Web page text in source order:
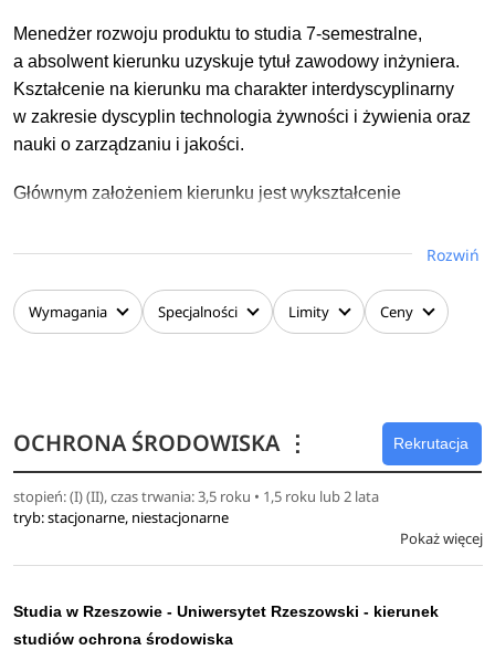
Menedżer rozwoju produktu to studia 7-semestralne,
a absolwent kierunku uzyskuje tytuł zawodowy inżyniera.
Kształcenie na kierunku ma charakter interdyscyplinarny
w zakresie dyscyplin technologia żywności i żywienia oraz
nauki o zarządzaniu i jakości.
Głównym założeniem kierunku jest wykształcenie
Program studiów pierwszego stopnia na kierunku menedżer
studiów studenci nabywają kompetencje z zakresu wiedzy,
umiejętności, w tym także inżynierskie oraz społeczne
niezbędne do projektowania, oceny jakości i zarządzania
produktem.
Rozwiń
Wymagania Specjalności Limity Ceny
OCHRONA ŚRODOWISKA ⋮ Rekrutacja
stopień: (I) (II), czas trwania: 3,5 roku • 1,5 roku lub 2 lata
tryb: stacjonarne, niestacjonarne
Pokaż więcej
Studia w Rzeszowie - Uniwersytet Rzeszowski - kierunek
studiów ochrona środowiska